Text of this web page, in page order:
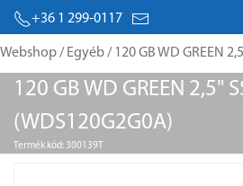
+36 1 299-0117
Webshop/ Egyéb/ 120 GB WD GREEN
120 GB WD GREEN 2,5"
(WDS120G2G0A)
Termék kód: 300139T